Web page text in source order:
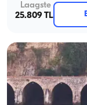
Laagste
25.809 TL